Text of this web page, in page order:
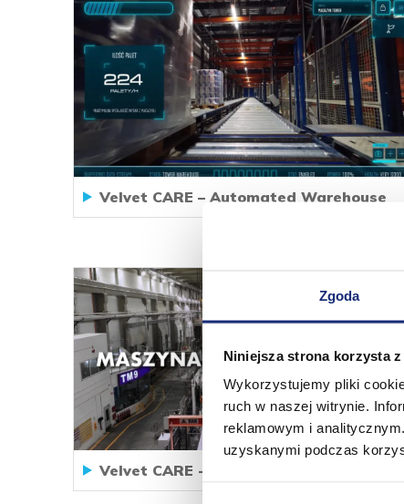
Zgoda
Niniejsza strona korzysta
Wykorzystujemy pliki
ruch w naszej witrynie.
reklamowym i
uzyskanymi podczas
Velvet CARE – Automated Warehouse
Velvet CARE - Tissue Machine TM9